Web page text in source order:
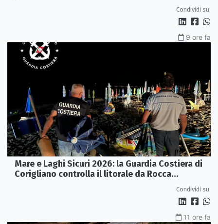
Condividi su:
9 ore fa
Mare e Laghi Sicuri 2026: la Guardia Costiera di
Corigliano controlla il litorale da Rocca
Condividi su:
11 ore fa